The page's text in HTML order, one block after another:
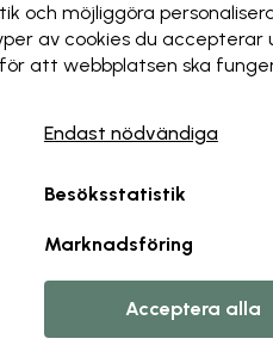
Världskartor Kartor
och möjliggöra
av cookies du
att webbplatsen ska
Endast nödvändiga
Besöksstatistik
Marknadsföring
Acceptera alla